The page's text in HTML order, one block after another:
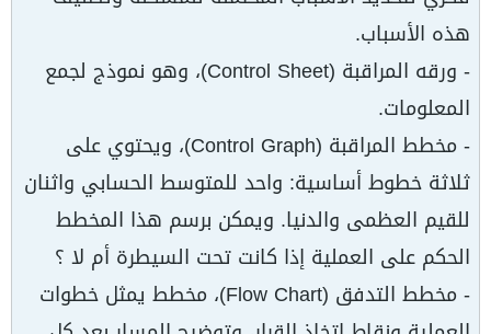
هذه الأسباب.
- ورقه المراقبة (Control Sheet)، وهو نموذج لجمع
المعلومات.
- مخطط المراقبة (Control Graph)، ويحتوي على
ثلاثة خطوط أساسية: واحد للمتوسط الحسابي واثنان
للقيم العظمى والدنيا. ويمكن برسم هذا المخطط
الحكم على العملية إذا كانت تحت السيطرة أم لا ؟
- مخطط التدفق (Flow Chart)، مخطط يمثل خطوات